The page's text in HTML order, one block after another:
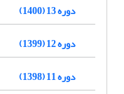
دوره 13 (1400)
دوره 12 (1399)
دوره 11 (1398)